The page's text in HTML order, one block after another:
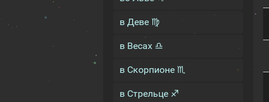
в Деве ♍
в Весах ♎
в Скорпионе ♏
в Стрельце ♐